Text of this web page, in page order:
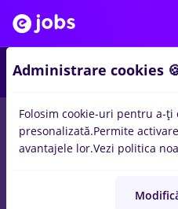
Salarii Full time
Administrare cookies
Folosim cookie-uri pentru a-
presonalizată.Permite
avantajele lor.Vezi politica